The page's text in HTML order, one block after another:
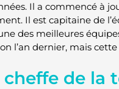
Il a commencé à
Il est capitaine de
des meilleures
l’an dernier, mais
cheffe de la